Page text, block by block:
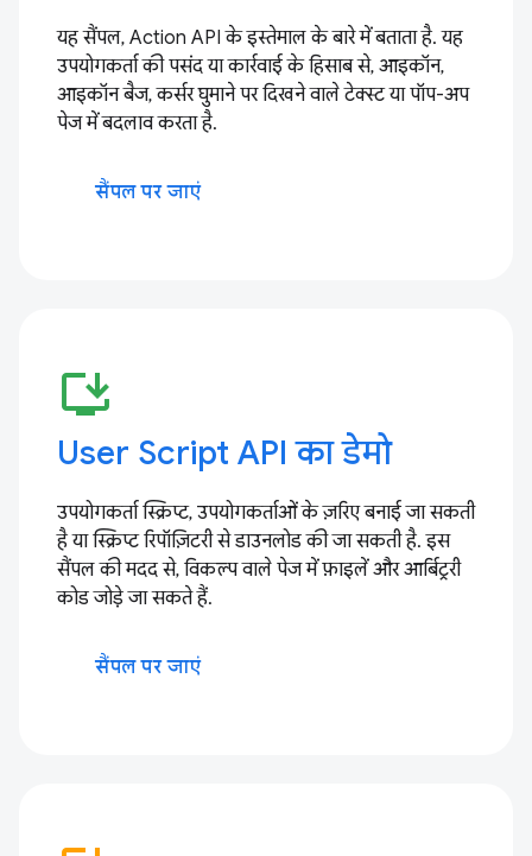
यह सैंपल, Action API के इस्तेमाल के बारे में बताता है. यह
उपयोगकर्ता की पसंद या कार्रवाई के हिसाब से, आइकॉन,
आइकॉन बैज, कर्सर घुमाने पर दिखने वाले टेक्स्ट या पॉप-अप
पेज में बदलाव करता है.
सैंपल पर जाएं
install_desktop
User Script API का डेमो
उपयोगकर्ता स्क्रिप्ट, उपयोगकर्ताओं के ज़रिए बनाई जा सकती
है या स्क्रिप्ट रिपॉज़िटरी से डाउनलोड की जा सकती है. इस
सैंपल की मदद से, विकल्प वाले पेज में फ़ाइलें और आर्बिट्ररी
कोड जोड़े जा सकते हैं.
सैंपल पर जाएं